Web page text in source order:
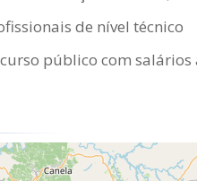
de nível técnico
público com salários